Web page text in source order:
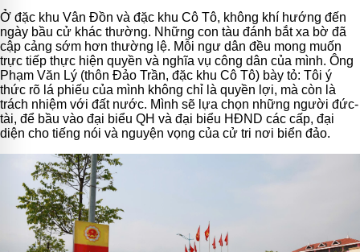
Ở đặc khu Vân Đồn và đặc khu Cô Tô, không khí hướng đến
ngày bầu cử khác thường. Những con tàu đánh bắt xa bờ đã
cập cảng sớm hơn thường lệ. Mỗi ngư dân đều mong muốn
trực tiếp thực hiện quyền và nghĩa vụ công dân của mình. Ông
Phạm Văn Lý (thôn Đảo Trần, đặc khu Cô Tô) bày tỏ: Tôi ý
thức rõ lá phiếu của mình không chỉ là quyền lợi, mà còn là
trách nhiệm với đất nước. Mình sẽ lựa chọn những người đức-
tài, để bầu vào đại biểu QH và đại biểu HĐND các cấp, đại
diện cho tiếng nói và nguyện vọng của cử tri nơi biển đảo.